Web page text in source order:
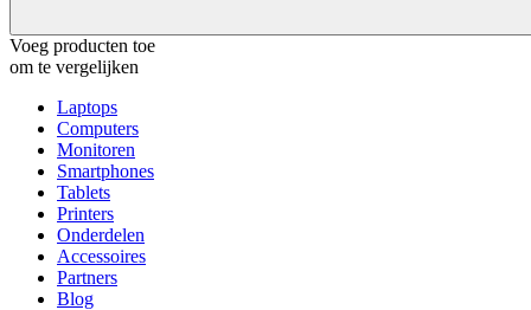
Voeg producten toe
om te vergelijken
Laptops
Computers
Monitoren
Smartphones
Tablets
Printers
Onderdelen
Accessoires
Partners
Blog